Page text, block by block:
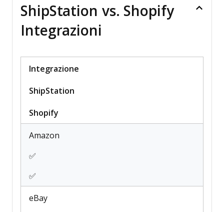
Payment Gateway Integration
Payment Processor
Product Catalog
SAP Integration
Stripe
Third-Party Plugins/Add-Ons
ShipStation vs. Shopify
Integrazioni
Integrazione
ShipStation
Shopify
Amazon
✅
✅
eBay